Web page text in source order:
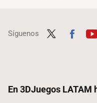
Síguenos
En 3DJuegos LATAM